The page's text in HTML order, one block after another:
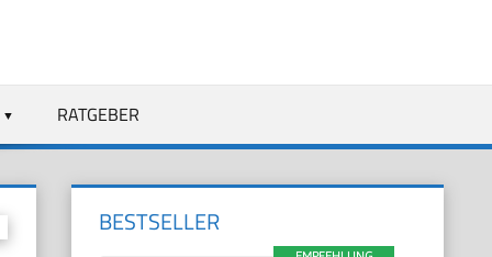
RATGEBER
BESTSELLER